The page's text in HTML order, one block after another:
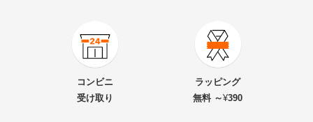
900-M831-05
コンビニ
受け取り
ラッピング
無料 ～¥390